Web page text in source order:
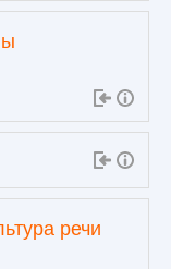
речи